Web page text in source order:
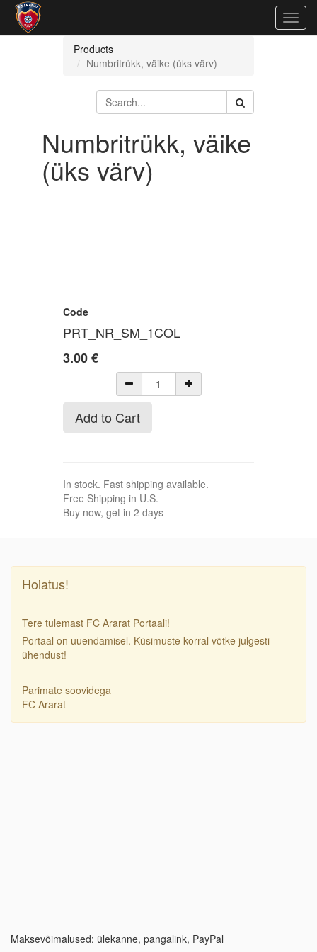
Products
Numbritrükk, väike (üks värv)
Numbritrükk, väike
(üks värv)
Code
PRT_NR_SM_1COL
3.00€
Add to Cart
In stock. Fast shipping available.
Free Shipping in U.S.
Buy now, get in 2 days
Hoiatus!
Tere tulemast FC Ararat Portaali!
Portaal on uuendamisel. Küsimuste korral võtke julgesti
ühendust!
Parimate soovidega
FC Ararat
Maksevõimalused: ülekanne, pangalink, PayPal